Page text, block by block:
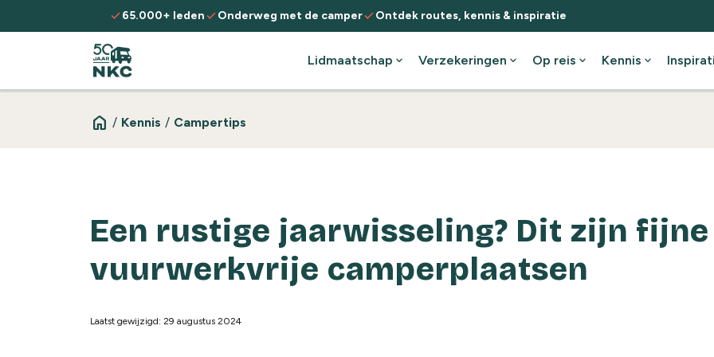
Spring naar de inhoud
check65.000+ ledencheckOnderweg met de campercheckOntdek routes, kennis & inspiratie
Lidmaatschap expand_more Verzekeringen expand_more Op reis expand_more Kennis expand_more
home / Kennis / Campertips
Een rustige jaarwisseling? Dit zijn fijne
vuurwerkvrije camperplaatsen
Laatst gewijzigd: 29 augustus 2024